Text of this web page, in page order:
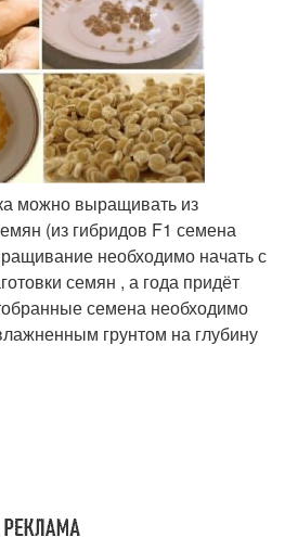
можно выращивать из
(из гибридов F1 семена
необходимо начать с
семян , а года придёт
семена необходимо
грунтом на глубину